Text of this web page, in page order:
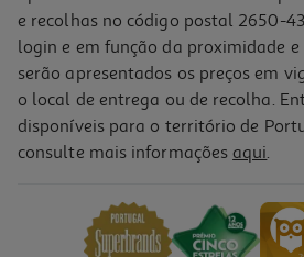
Jogo Ps5 Mortal Kombat 11 Ultimate
29,89 €
e recolhas no código postal 2650-
login e em função da proximidade
serão apresentados os preços em
o local de entrega ou de recolha.
disponíveis para o território de
consulte mais informações aqui.